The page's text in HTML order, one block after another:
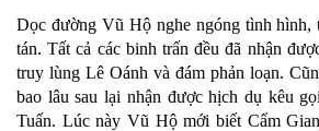
Dọc đường Vũ Hộ nghe ngóng tình hình,
tán. Tất cả các binh trấn đều đã nhận
truy lùng Lê Oánh và đám phản loạn.
bao lâu sau lại nhận được hịch dụ kêu
Tuấn. Lúc này Vũ Hộ mới biết Cẩm